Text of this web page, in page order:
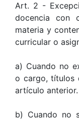
Art. 2 -
docencia con
materia y
curricular o
a) Cuando no
o cargo, títulos
artículo anterior.
b) Cuando no